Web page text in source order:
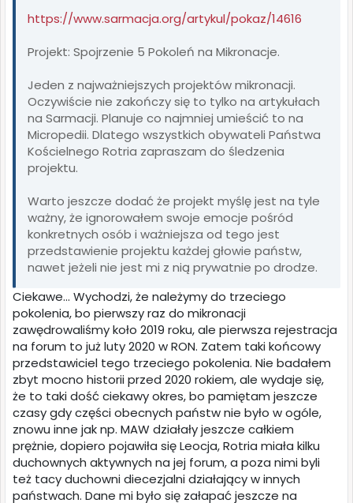
https://www.sarmacja.org/artykul/pokaz/14616
Projekt: Spojrzenie 5 Pokoleń na Mikronacje.
Jeden z najważniejszych projektów mikronacji.
Oczywiście nie zakończy się to tylko na artykułach
na Sarmacji. Planuje co najmniej umieścić to na
Micropedii. Dlatego wszystkich obywateli Państwa
Kościelnego Rotria zapraszam do śledzenia
projektu.
Warto jeszcze dodać że projekt myślę jest na tyle
ważny, że ignorowałem swoje emocje pośród
konkretnych osób i ważniejsza od tego jest
przedstawienie projektu każdej głowie państw,
nawet jeżeli nie jest mi z nią prywatnie po drodze.
Ciekawe... Wychodzi, że należymy do trzeciego
pokolenia, bo pierwszy raz do mikronacji
zawędrowaliśmy koło 2019 roku, ale pierwsza rejestracja
na forum to już luty 2020 w RON. Zatem taki końcowy
przedstawiciel tego trzeciego pokolenia. Nie badałem
zbyt mocno historii przed 2020 rokiem, ale wydaje się,
że to taki dość ciekawy okres, bo pamiętam jeszcze
czasy gdy części obecnych państw nie było w ogóle,
znowu inne jak np. MAW działały jeszcze całkiem
prężnie, dopiero pojawiła się Leocja, Rotria miała kilku
duchownych aktywnych na jej forum, a poza nimi byli
też tacy duchowni diecezjalni działający w innych
państwach. Dane mi było się załapać jeszcze na